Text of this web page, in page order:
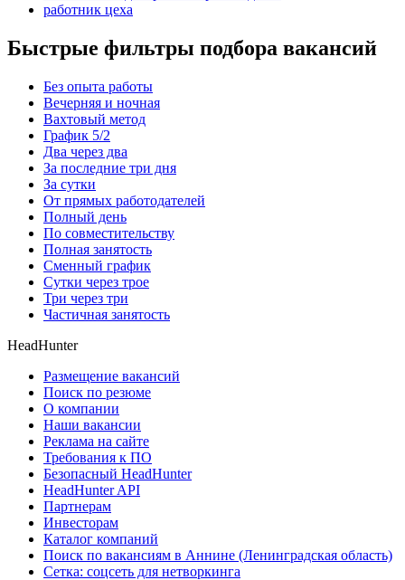
работник цеха
Быстрые фильтры подбора вакансий
Без опыта работы
Вечерняя и ночная
Вахтовый метод
График 5/2
Два через два
За последние три дня
За сутки
От прямых работодателей
Полный день
По совместительству
Полная занятость
Сменный график
Сутки через трое
Три через три
Частичная занятость
HeadHunter
Размещение вакансий
Поиск по резюме
О компании
Наши вакансии
Реклама на сайте
Требования к ПО
Безопасный HeadHunter
HeadHunter API
Партнерам
Инвесторам
Каталог компаний
Поиск по вакансиям в Аннине (Ленинградская область)
Сетка: соцсеть для нетворкинга